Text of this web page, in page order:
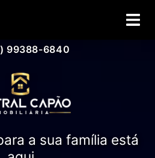
99388-6840
a sua família está